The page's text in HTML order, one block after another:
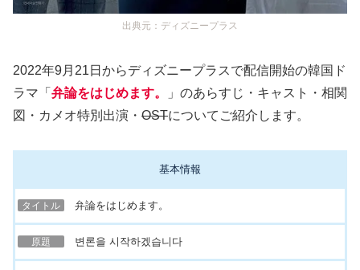
出典元：ディズニープラス
2022年9月21日からディズニープラスで配信開始の韓国ド
ラマ「 弁論をはじめます。
」のあらすじ・キャスト・相関
図・カメオ特別出演・ OSTについてご紹介します。
基本情報
タイトル 弁論をはじめます。
原題 변론을 시작하겠습니다